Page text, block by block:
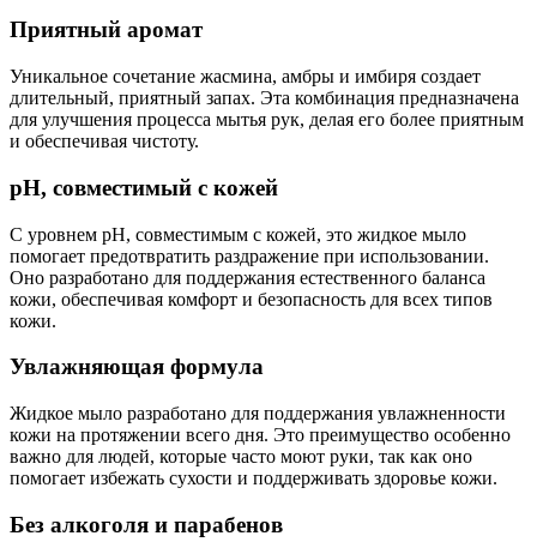
Приятный аромат
Уникальное сочетание жасмина, амбры и имбиря создает
длительный, приятный запах. Эта комбинация предназначена
для улучшения процесса мытья рук, делая его более приятным
и обеспечивая чистоту.
pH, совместимый с кожей
С уровнем pH, совместимым с кожей, это жидкое мыло
помогает предотвратить раздражение при использовании.
Оно разработано для поддержания естественного баланса
кожи, обеспечивая комфорт и безопасность для всех типов
кожи.
Увлажняющая формула
Жидкое мыло разработано для поддержания увлажненности
кожи на протяжении всего дня. Это преимущество особенно
важно для людей, которые часто моют руки, так как оно
помогает избежать сухости и поддерживать здоровье кожи.
Без алкоголя и парабенов